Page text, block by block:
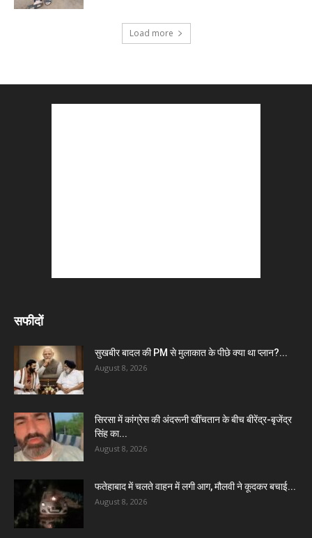
Load more
सफीदों
सुखबीर बादल की PM से मुलाकात के पीछे क्या था प्लान?...
August 8, 2026
सिरसा में कांग्रेस की अंदरूनी खींचतान के बीच बीरेंद्र-बृजेंद्र
सिंह का...
August 8, 2026
फतेहाबाद में चलते वाहन में लगी आग, मौलवी ने कूदकर बचाई...
August 8, 2026